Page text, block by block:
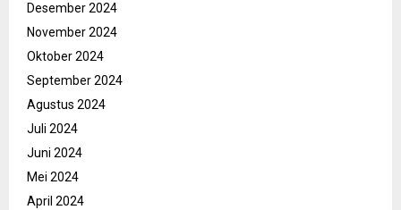
Desember 2024
November 2024
Oktober 2024
September 2024
Agustus 2024
Juli 2024
Juni 2024
Mei 2024
April 2024